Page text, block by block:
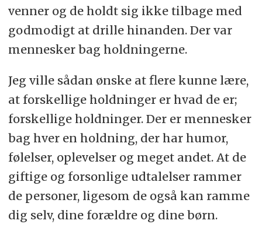
venner og de holdt sig ikke tilbage med
godmodigt at drille hinanden. Der var
mennesker bag holdningerne.
Jeg ville sådan ønske at flere kunne lære,
at forskellige holdninger er hvad de er;
forskellige holdninger. Der er mennesker
bag hver en holdning, der har humor,
følelser, oplevelser og meget andet. At de
giftige og forsonlige udtalelser rammer
de personer, ligesom de også kan ramme
dig selv, dine forældre og dine børn.